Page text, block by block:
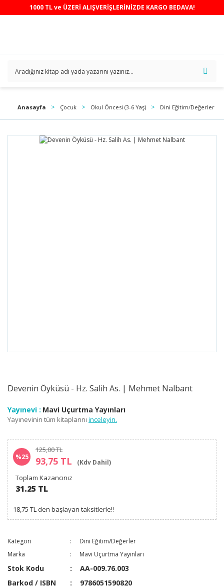
1000 TL ve ÜZERİ ALIŞVERİŞLERİNİZDE KARGO BEDAVA!
Anasayfa Çocuk Okul Öncesi (3-6 Yaş) Dini Eğitim/Değerler
Devenin Öyküsü - Hz. Salih As. | Mehmet Nalbant
Yayınevi : Mavi Uçurtma Yayınları
Yayınevinin tüm kitaplarını inceleyin.
%25
125,00 TL
93,75 TL (Kdv Dahil)
Toplam Kazancınız
31.25 TL
18,75 TL den başlayan taksitlerle!!
Kategori
Dini Eğitim/Değerler
Marka
Mavi Uçurtma Yayınları
Stok Kodu
AA-009.76.003
Barkod / ISBN
9786051590820